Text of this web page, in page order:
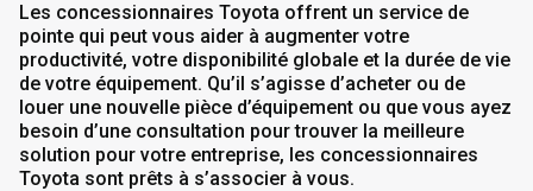
Les concessionnaires Toyota offrent un service de
pointe qui peut vous aider à augmenter votre
productivité, votre disponibilité globale et la durée de vie
de votre équipement. Qu’il s’agisse d’acheter ou de
louer une nouvelle pièce d’équipement ou que vous ayez
besoin d’une consultation pour trouver la meilleure
solution pour votre entreprise, les concessionnaires
Toyota sont prêts à s’associer à vous.